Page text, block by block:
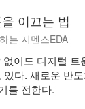
이끄는 법
는 지멘스EDA
이도 디지털
다. 새로운 반
를 전한다.